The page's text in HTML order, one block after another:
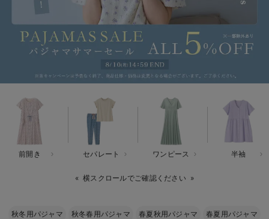
快適機能ウェア特集 トップス
快適機能ウェア特集 ボトムス
快適機能ウェア特集 パジャマ
erbaviva（エルバビーバ）
安心の日本製。先輩ママが買ってよかった！本当に必要な出産準備品
ハレの日に着るANGELIEBEのセレモニー
買って正解！高評価レビューアイテム
冬に可愛いニットがお得！
かわいくておもしろ
何枚あっても嬉しい
お部屋映えアイテム
前開き セパレート ワンピース 半袖
横スクロールでご確認ください
秋冬用パジャマ 秋冬春用パジャマ 春夏秋用パジャマ 春夏用パジャマ